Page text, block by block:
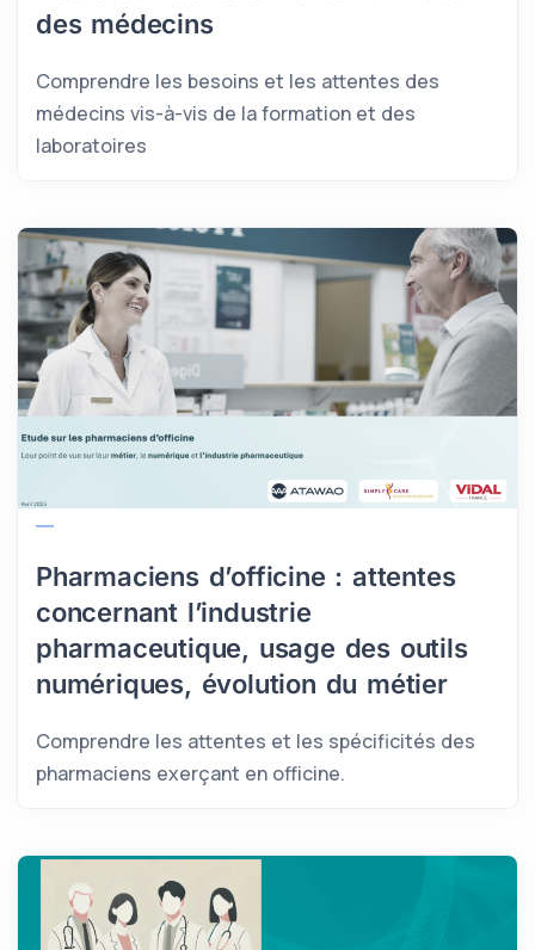
des médecins
Comprendre les besoins et les attentes des
médecins vis-à-vis de la formation et des
laboratoires
Pharmaciens d’officine : attentes
concernant l’industrie
pharmaceutique, usage des outils
numériques, évolution du métier
Comprendre les attentes et les spécificités des
pharmaciens exerçant en officine.